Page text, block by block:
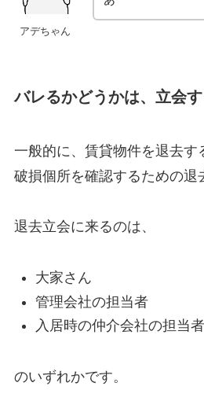
アデちゃん
バレるかどうかは、立会
一般的に、賃貸物件を退去す
破損個所を確認するための退
退去立会に来るのは、
大家さん
管理会社の担当者
入居時の仲介会社の担当者
のいずれかです。